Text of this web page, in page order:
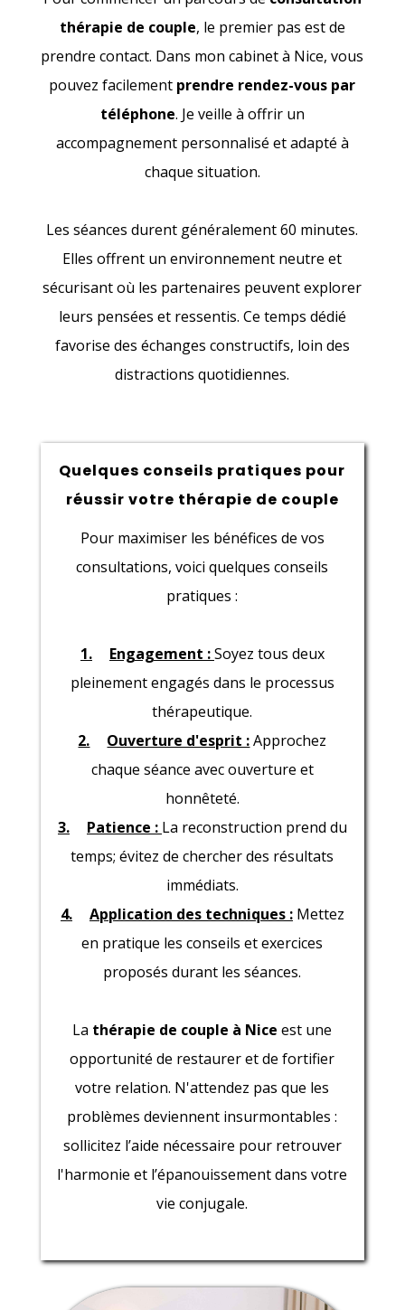
thérapie de couple, le premier pas est de
prendre contact. Dans mon cabinet à Nice, vous
pouvez facilement prendre rendez-vous par
téléphone. Je veille à offrir un
accompagnement personnalisé et adapté à
chaque situation.
Les séances durent généralement 60 minutes.
Elles offrent un environnement neutre et
sécurisant où les partenaires peuvent explorer
leurs pensées et ressentis. Ce temps dédié
favorise des échanges constructifs, loin des
distractions quotidiennes.
Quelques conseils pratiques pour
réussir votre thérapie de couple
Pour maximiser les bénéfices de vos
consultations, voici quelques conseils
pratiques :
1. Engagement :Soyez tous deux
pleinement engagés dans le processus
thérapeutique.
2.
Ouverture d'esprit :Approchez
chaque séance avec ouverture et
honnêteté.
3.
Patience : La reconstruction prend du
temps; évitez de chercher des résultats
immédiats.
4.
Application des techniques :Mettez
en pratique les conseils et exercices
proposés durant les séances.
La thérapie de couple à Nice est une
opportunité de restaurer et de fortifier
votre relation. N'attendez pas que les
problèmes deviennent insurmontables :
sollicitez l’aide nécessaire pour retrouver
l'harmonie et l’épanouissement dans votre
vie conjugale.